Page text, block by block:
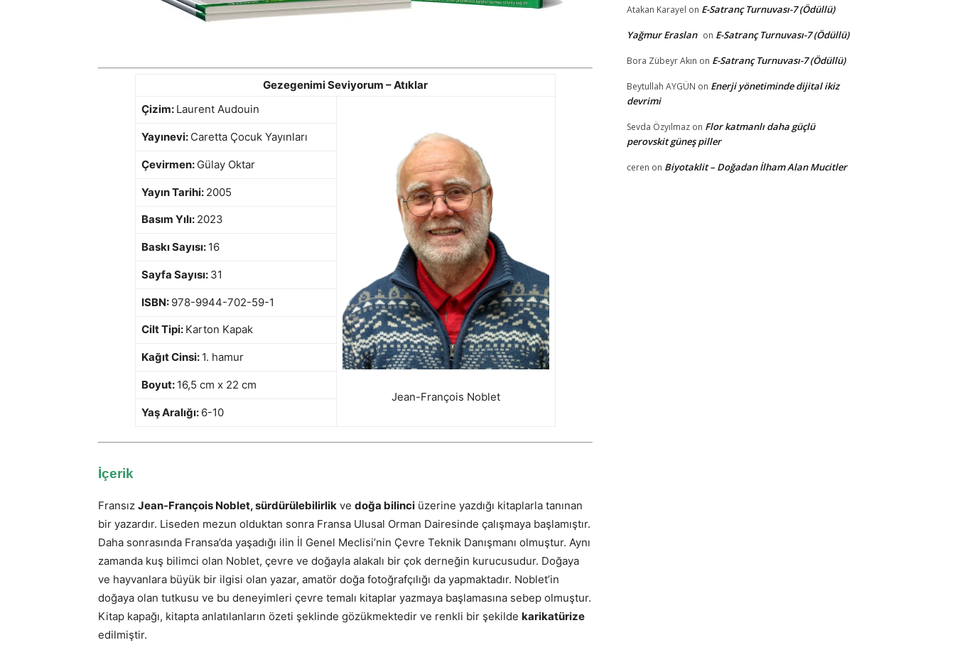
Gezegenimi Seviyorum – Atıklar
Çizim: Laurent Audouin
Jean-François Noblet
Yayınevi: Caretta Çocuk Yayınları
Çevirmen: Gülay Oktar
Yayın Tarihi: 2005
Basım Yılı: 2023
Baskı Sayısı: 16
Sayfa Sayısı: 31
ISBN: 978-9944-702-59-1
Cilt Tipi: Karton Kapak
Kağıt Cinsi: 1. hamur
Boyut: 16,5 cm x 22 cm
Yaş Aralığı: 6-10
İçerik
Fransız Jean-François Noblet, sürdürülebilirlik ve doğa bilinci üzerine yazdığı kitaplarla tanınan
bir yazardır. Liseden mezun olduktan sonra Fransa Ulusal Orman Dairesinde çalışmaya başlamıştır.
Daha sonrasında Fransa’da yaşadığı ilin İl Genel Meclisi’nin Çevre Teknik Danışmanı olmuştur. Aynı
zamanda kuş bilimci olan Noblet, çevre ve doğayla alakalı bir çok derneğin kurucusudur. Doğaya
ve hayvanlara büyük bir ilgisi olan yazar, amatör doğa fotoğrafçılığı da yapmaktadır. Noblet’in
doğaya olan tutkusu ve bu deneyimleri çevre temalı kitaplar yazmaya başlamasına sebep olmuştur.
Kitap kapağı, kitapta anlatılanların özeti şeklinde gözükmektedir ve renkli bir şekilde karikatürize
edilmiştir.
Atakan Karayel on E-Satranç Turnuvası-7 (Ödüllü)
Yağmur Eraslan on E-Satranç Turnuvası-7 (Ödüllü)
Bora Zübeyr Akın on E-Satranç Turnuvası-7 (Ödüllü)
Beytullah AYGÜN on Enerji yönetiminde dijital ikiz
devrimi
Sevda Özyılmaz on Flor katmanlı daha güçlü
perovskit güneş piller
ceren on Biyotaklit – Doğadan İlham Alan Mucitler